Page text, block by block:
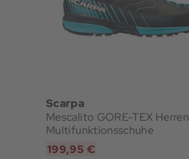
Scarpa
Mescalito GORE-TEX Herren
Multifunktionsschuhe
199,95 €